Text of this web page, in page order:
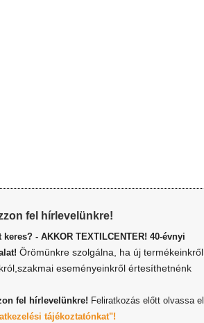
fel hírlevelünkre!
keres? - AKKOR TEXTILCENTER! 40-évnyi
Örömünkre szolgálna, ha új termékeinkről,
eseményeinkről értesíthetnénk
fel hírlevelünkre! Feliratkozás előtt olvassa el
tájékoztatónkat"!